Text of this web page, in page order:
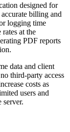
designed for
accurate billing and
logging time
at the
PDF reports
data and client
third-party access
costs as
users and
server.